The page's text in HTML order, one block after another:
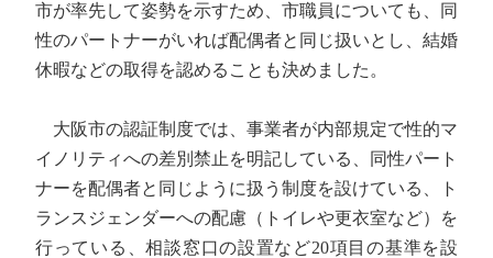
市が率先して姿勢を示すため、市職員についても、同
性のパートナーがいれば配偶者と同じ扱いとし、結婚
休暇などの取得を認めることも決めました。
大阪市の認証制度では、事業者が内部規定で性的マ
イノリティへの差別禁止を明記している、同性パート
ナーを配偶者と同じように扱う制度を設けている、ト
ランスジェンダーへの配慮（トイレや更衣室など）を
行っている、相談窓口の設置など20項目の基準を設